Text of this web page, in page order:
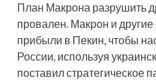
План Макрона разрушить
провален. Макрон и
прибыли в Пекин, чтобы
России, используя
поставил стратегическое